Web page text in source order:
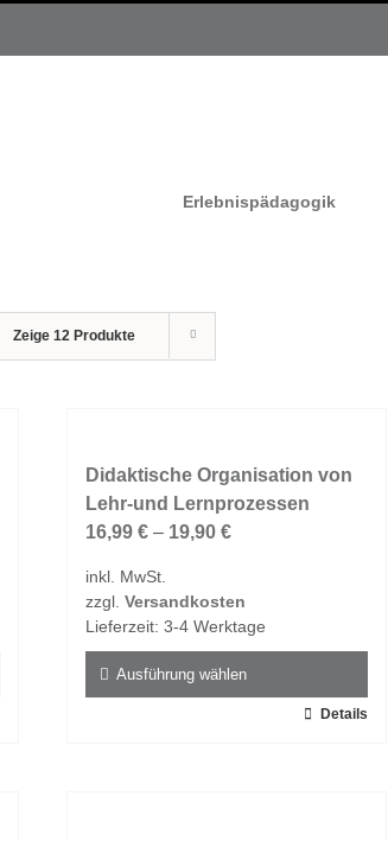
Erlebnispädagogik
Zeige 12 Produkte
Didaktische Organisation von
Lehr-und Lernprozessen
16,99 € – 19,90 €
inkl. MwSt.
zzgl. Versandkosten
Lieferzeit: 3-4 Werktage
Ausführung wählen
Details